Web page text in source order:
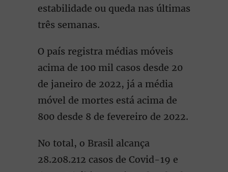
estabilidade ou queda nas últimas
três semanas.
O país registra médias móveis
acima de 100 mil casos desde 20
de janeiro de 2022, já a média
móvel de mortes está acima de
800 desde 8 de fevereiro de 2022.
No total, o Brasil alcança
28.208.212 casos de Covid-19 e